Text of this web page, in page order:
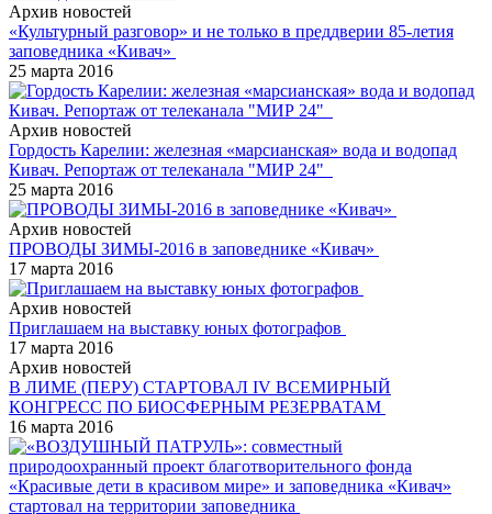
Архив новостей
«Культурный разговор» и не только в преддверии 85-летия
заповедника «Кивач»
25 марта 2016
Архив новостей
Гордость Карелии: железная «марсианская» вода и водопад
Кивач. Репортаж от телеканала "МИР 24"
25 марта 2016
Архив новостей
ПРОВОДЫ ЗИМЫ-2016 в заповеднике «Кивач»
17 марта 2016
Архив новостей
Приглашаем на выставку юных фотографов
17 марта 2016
Архив новостей
В ЛИМЕ (ПЕРУ) СТАРТОВАЛ IV ВСЕМИРНЫЙ
КОНГРЕСС ПО БИОСФЕРНЫМ РЕЗЕРВАТАМ
16 марта 2016